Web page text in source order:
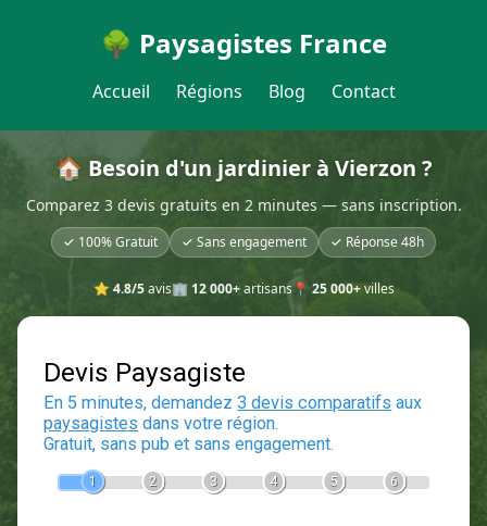
🌳 Paysagistes France
Accueil Régions Blog Contact
🏠 Besoin d'un jardinier à Vierzon ?
Comparez 3 devis gratuits en 2 minutes — sans inscription.
✓ 100% Gratuit ✓ Sans engagement ✓ Réponse 48h
⭐ 4.8/5avis🏢 12 000+artisans📍 25 000+villes
Devis Paysagiste
En 5 minutes, demandez3 devis comparatifs